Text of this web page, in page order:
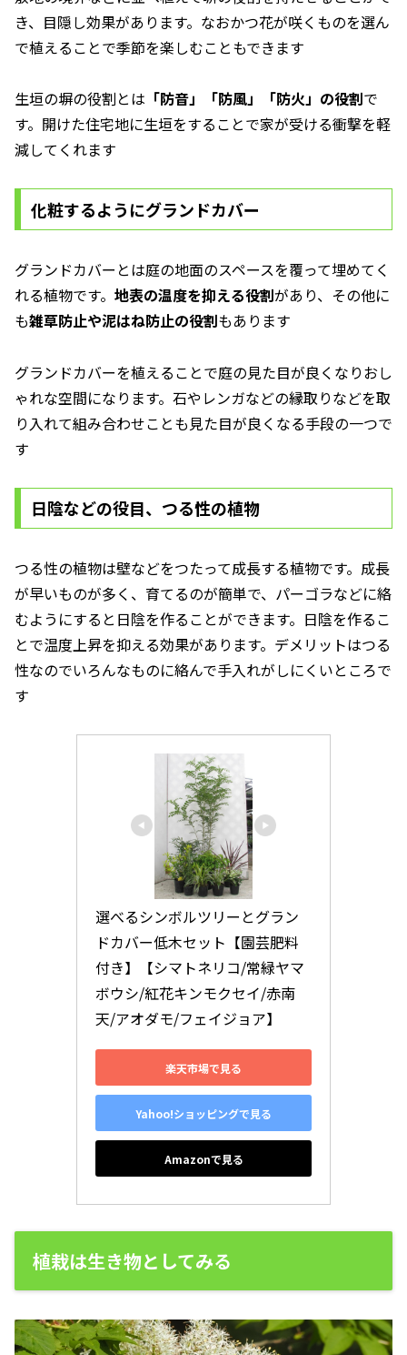
き、目隠し効果があります。なおかつ花が咲くものを選ん
で植えることで季節を楽しむこともできます
生垣の塀の役割とは 「防音」「防風」「防火」の役割で
す。開けた住宅地に生垣をすることで家が受ける衝撃を軽
減してくれます
化粧するようにグランドカバー
グランドカバーとは庭の地面のスペースを覆って埋めてく
れる植物です。 地表の温度を抑える役割があり、その他に
も雑草防止や泥はね防止の役割もあります
グランドカバーを植えることで庭の見た目が良くなりおし
ゃれな空間になります。石やレンガなどの縁取りなどを取
り入れて組み合わせことも見た目が良くなる手段の一つで
す
日陰などの役目、つる性の植物
つる性の植物は壁などをつたって成長する植物です。成長
が早いものが多く、育てるのが簡単で、パーゴラなどに絡
むようにすると日陰を作ることができます。日陰を作るこ
とで温度上昇を抑える効果があります。デメリットはつる
性なのでいろんなものに絡んで手入れがしにくいところで
す
選べるシンボルツリーとグラン
ドカバー低木セット【園芸肥料
付き】【シマトネリコ/常緑ヤマ
ボウシ/紅花キンモクセイ/赤南
天/アオダモ/フェイジョア】
楽天市場で見る
Yahoo!ショッピングで見る
Amazonで見る
植栽は生き物としてみる